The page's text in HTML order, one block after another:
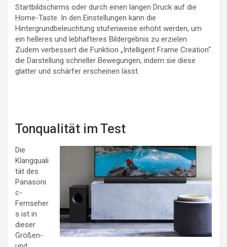
Startbildschirms oder durch einen langen Druck auf die
Home-Taste. In den Einstellungen kann die
Hintergrundbeleuchtung stufenweise erhöht werden, um
ein helleres und lebhafteres Bildergebnis zu erzielen.
Zudem verbessert die Funktion „Intelligent Frame Creation“
die Darstellung schneller Bewegungen, indem sie diese
glatter und schärfer erscheinen lässt.
Tonqualität im Test
Die
Klangquali
tät des
Panasoni
c-
Fernseher
s ist in
dieser
Größen-